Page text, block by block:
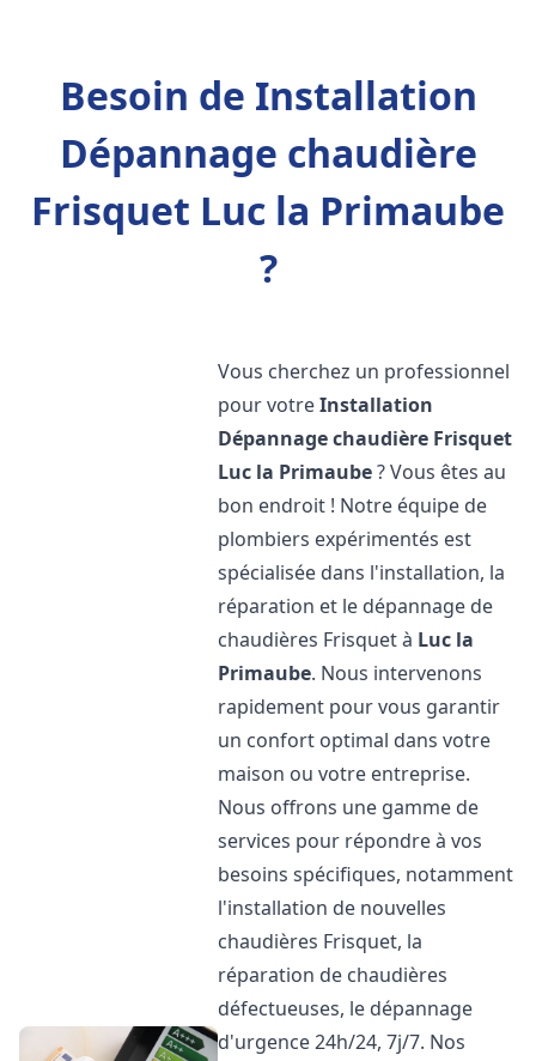
Besoin de Installation
Dépannage chaudière
Frisquet Luc la Primaube
?
Vous cherchez un professionnel
pour votreInstallation
Dépannage chaudière Frisquet
Luc la Primaube? Vous êtes au
bon endroit ! Notre équipe de
plombiers expérimentés est
spécialisée dans l'installation, la
réparation et le dépannage de
chaudières Frisquet à Luc la
Primaube. Nous intervenons
rapidement pour vous garantir
un confort optimal dans votre
maison ou votre entreprise.
Nous offrons une gamme de
services pour répondre à vos
besoins spécifiques, notamment
l'installation de nouvelles
chaudières Frisquet, la
réparation de chaudières
défectueuses, le dépannage
d'urgence 24h/24, 7j/7. Nos